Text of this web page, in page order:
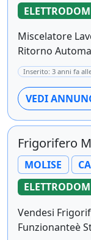
Miscelatore
Ritorno
Inserito: 3 anni fa
VEDI
Frigorifero
MOLISE
Vendesi
Funzionanteè